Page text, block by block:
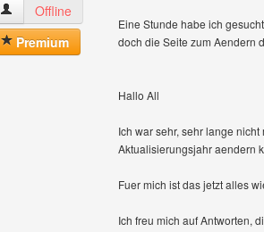
rs-stan Benutzer-Profile anzeigen
Offline
Premium
Eine Stunde habe ich
doch die Seite zum Aendern
Hallo All
Ich war sehr, sehr lange
Aktualisierungsjahr aendern
Fuer mich ist das jetzt alles
Ich freu mich auf Antworten,